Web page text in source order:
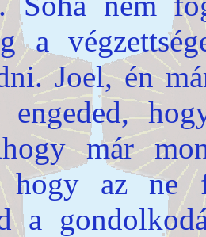
a
Joel, én
már
hogy az ne
a